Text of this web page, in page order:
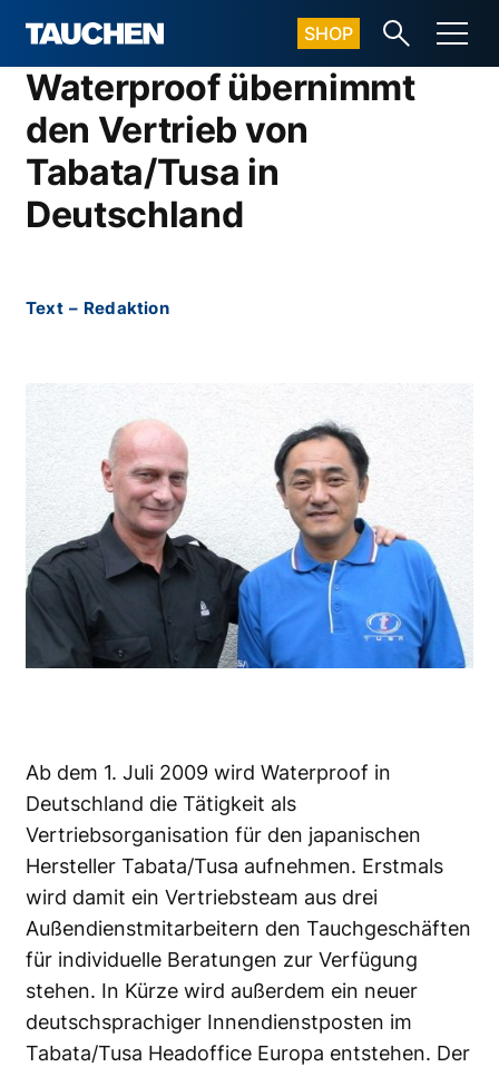
SHOP
Waterproof übernimmt
den Vertrieb von
Tabata/Tusa in
Deutschland
Text – Redaktion
Ab dem 1. Juli 2009 wird Waterproof in
Deutschland die Tätigkeit als
Vertriebsorganisation für den japanischen
Hersteller Tabata/Tusa aufnehmen. Erstmals
wird damit ein Vertriebsteam aus drei
Außendienstmitarbeitern den Tauchgeschäften
für individuelle Beratungen zur Verfügung
stehen. In Kürze wird außerdem ein neuer
deutschsprachiger Innendienstposten im
Tabata/Tusa Headoffice Europa entstehen. Der